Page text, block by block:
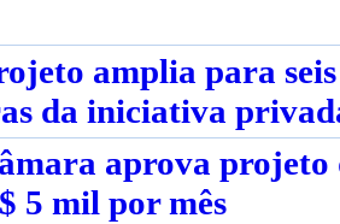
amplia para
da iniciativa
aprova projeto
5 mil por mês